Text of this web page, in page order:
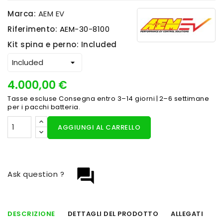
Marca: AEM EV
Riferimento: AEM-30-8100
Kit spina e perno: Included
4.000,00 €
Tasse escluse Consegna entro 3–14 giorni | 2–6 settimane
per i pacchi batteria.
AGGIUNGI AL CARRELLO
question_answer
Ask question ?
DESCRIZIONE DETTAGLI DEL PRODOTTO ALLEGATI